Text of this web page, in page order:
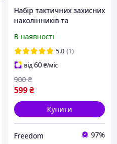
Набір тактичних захисних
наколінників та
військових щитків на
коліна та лікті/ Олива
В наявності
5.0 (1)
від60₴/міс
599₴
900 ₴
Купити
Freedom 97%